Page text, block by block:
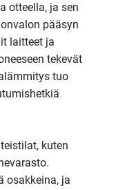
otteella, ja sen
pääsyn
laitteet ja
tekevät
tuo
kuten
osakkeina, ja